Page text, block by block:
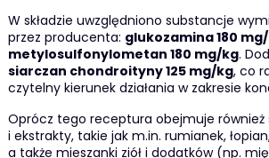
W składzie uwzględniono substancje
przez producenta: glukozamina 180
metylosulfonylometan 180 mg/kg.
siarczan chondroityny 125 mg/kg, co
czytelny kierunek działania w zakresie
Oprócz tego receptura obejmuje również
i ekstrakty, takie jak m.in. rumianek,
a także mieszanki ziół i dodatków (np.